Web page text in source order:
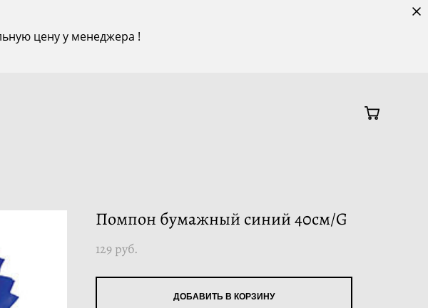
цену у менеджера !
Помпон бумажный синий 40см/G
129 pуб.
ДОБАВИТЬ В КОРЗИНУ